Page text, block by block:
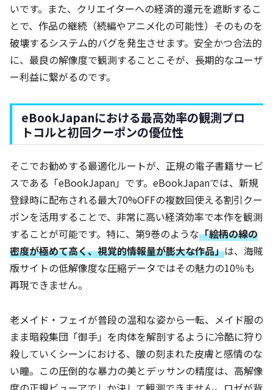
いです。また、クリエイターへの経済的還元を遮断するこ
とで、作品の継続（続編やアニメ化の可能性）そのものを
破壊するシステム的バグを発生させます。安全かつ合法的
に、最良の解像度で観測することこそが、長期的なユーザ
ー利益に繋がるのです。
eBookJapanにおける最高効率の観測プロ
トコルと初回クーポンの優位性
そこでお勧めする最適化ルートが、正規の電子書籍サービ
スである「eBookJapan」です。eBookJapanでは、新規
登録時に配布される最大70%OFFの複数回使える割引クー
ポンを活用することで、非常に高い経済効率で本作を観測
することが可能です。特に、第9巻のような「絵柄の線の
密度が極めて高く、視覚的情報量が膨大な作品」は、海賊
版サイトの低解像度な圧縮データではその魅力の10％も
再現できません。
老メイド・フェイが普段の温和な姿から一転、メイド服の
まま暗殺集団「御手」を肉体を解剖するように冷酷に狩り
殺していくシーンにおける、皺の刻まれた皮膚と感情のな
い瞳。この圧倒的な暴力の美とデッサンの精度は、高解像